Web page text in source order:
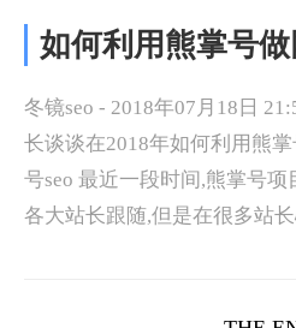
如何利用熊掌号
冬镜seo - 2018年07月18日
长谈谈在2018年如何利用熊
号seo 最近一段时间,熊掌号项
各大站长跟随,但是在很多站